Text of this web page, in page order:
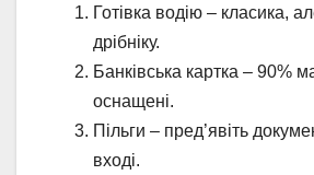
Готівка водію – класика,
дрібніку.
Банківська картка – 90%
оснащені.
Пільги – пред’явіть
вході.